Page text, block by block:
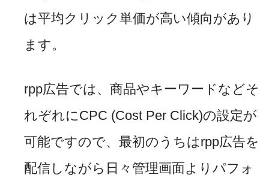
は平均クリック単価が高い傾向があり
ます。
rpp広告では、商品やキーワードなどそ
れぞれに CPC (Cost Per Click)の設定が
可能ですので、最初のうちはrpp広告を
配信しながら日々管理画面よりパフォ